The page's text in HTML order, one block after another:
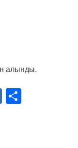
алынды.
Mail.Ru